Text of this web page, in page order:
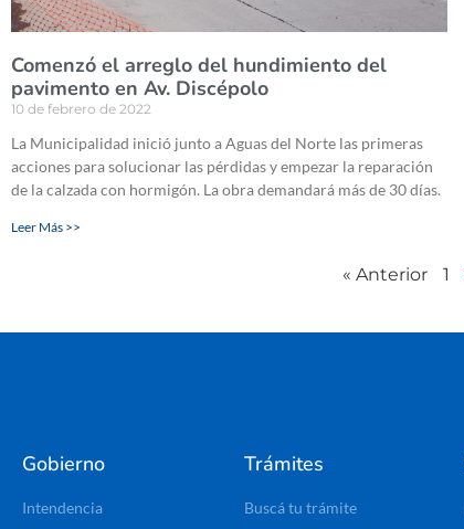
Comenzó el arreglo del hundimiento del
pavimento en Av. Discépolo
10 de febrero de 2022
La Municipalidad inició junto a Aguas del Norte las primeras
acciones para solucionar las pérdidas y empezar la reparación
de la calzada con hormigón. La obra demandará más de 30 días.
Leer Más >>
« Anterior 1
Gobierno
Intendencia
Trámites
Buscá tu trámite